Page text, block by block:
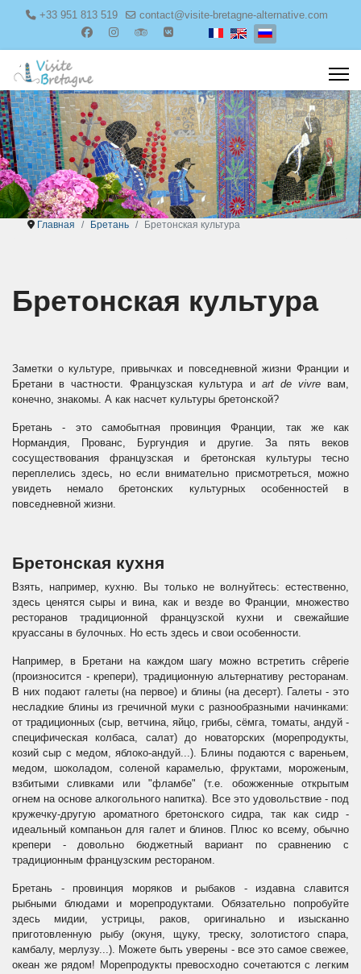
+33 951 813 519 contact@visite-bretagne-alternative.com
Select your language
Главная Бретань Бретонская культура
Бретонская культура
Заметки о культуре, привычках и повседневной жизни Франции и
Бретани в частности. Французская культура и art de vivreвам,
конечно, знакомы. А как насчет культуры бретонской?
Бретань - это самобытная провинция Франции, так же как
Нормандия, Прованс, Бургундия и другие. За пять веков
сосуществования французская и бретонская культуры тесно
переплелись здесь, но если внимательно присмотреться, можно
увидеть немало бретонских культурных особенностей в
повседневной жизни.
Бретонская кухня
Взять, например, кухню. Вы только не волнуйтесь: естественно,
здесь ценятся сыры и вина, как и везде во Франции, множество
ресторанов традиционной французской кухни и свежайшие
круассаны в булочных. Но есть здесь и свои особенности.
Например, в Бретани на каждом шагу можно встретить crêperie
(произносится - крепери), традиционную альтернативу ресторанам.
В них подают галеты (на первое) и блины (на десерт). Галеты - это
несладкие блины из гречичной муки с разнообразными начинками:
от традиционных (сыр, ветчина, яйцо, грибы, сёмга, томаты, андуй -
специфическая колбаса, салат) до новаторских (морепродукты,
козий сыр с медом, яблоко-андуй...). Блины подаются с вареньем,
медом, шоколадом, соленой карамелью, фруктами, мороженым,
взбитыми сливками или "фламбе" (т.е. обожженные открытым
огнем на основе алкогольного напитка). Все это удовольствие - под
кружечку-другую ароматного бретонского сидра, так как сидр -
идеальный компаньон для галет и блинов. Плюс ко всему, обычно
крепери - довольно бюджетный вариант по сравнению с
традиционным французским рестораном.
Бретань - провинция моряков и рыбаков - издавна славится
рыбными блюдами и морепродуктами. Обязательно попробуйте
здесь мидии, устрицы, раков, оригинально и изысканно
приготовленную рыбу (окуня, щуку, треску, золотистого спара,
камбалу, мерлузу...). Можете быть уверены - все это самое свежее,
океан же рядом! Морепродукты превосходно сочетаются с легким